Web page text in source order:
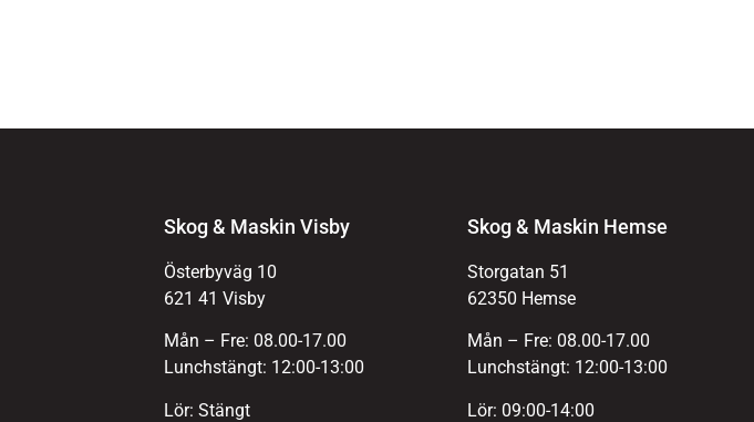
Skog & Maskin Visby
Österbyväg 10
621 41 Visby
Mån – Fre: 08.00-17.00
Lunchstängt: 12:00-13:00
Lör: Stängt
Skog & Maskin Hemse
Storgatan 51
62350 Hemse
Mån – Fre: 08.00-17.00
Lunchstängt: 12:00-13:00
Lör: 09:00-14:00